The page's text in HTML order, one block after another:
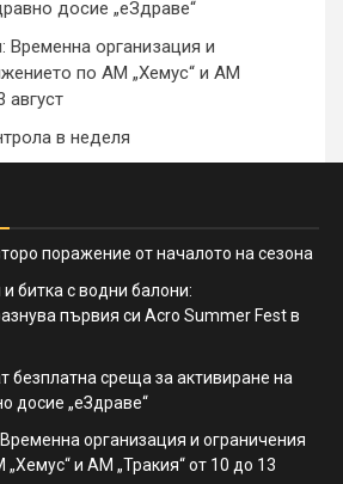
досие „еЗдраве“
организация и
по АМ „Хемус“ и АМ
август
в неделя
поражение от началото на сезона
битка с водни балони:
първия си Acro Summer Fest в
безплатна среща за активиране на
досие „еЗдраве“
организация и ограничения
и АМ „Тракия“ от 10 до 13